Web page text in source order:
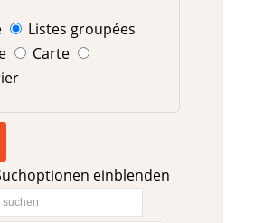
Listes groupées
Carte
einblenden